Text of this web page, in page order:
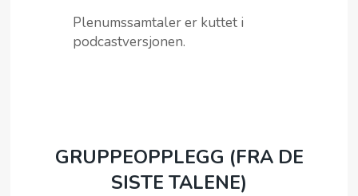
Plenumssamtaler er kuttet i
podcastversjonen.
GRUPPEOPPLEGG (FRA DE
SISTE TALENE)